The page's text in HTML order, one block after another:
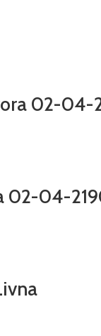
02-04-
02-04-